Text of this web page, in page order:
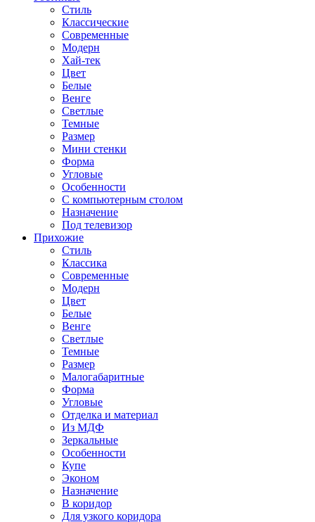
Стиль
Классические
Современные
Модерн
Хай-тек
Цвет
Белые
Венге
Светлые
Темные
Размер
Мини стенки
Форма
Угловые
Особенности
С компьютерным столом
Назначение
Под телевизор
Прихожие
Стиль
Классика
Современные
Модерн
Цвет
Белые
Венге
Светлые
Темные
Размер
Малогабаритные
Форма
Угловые
Отделка и материал
Из МДФ
Зеркальные
Особенности
Купе
Эконом
Назначение
В коридор
Для узкого коридора